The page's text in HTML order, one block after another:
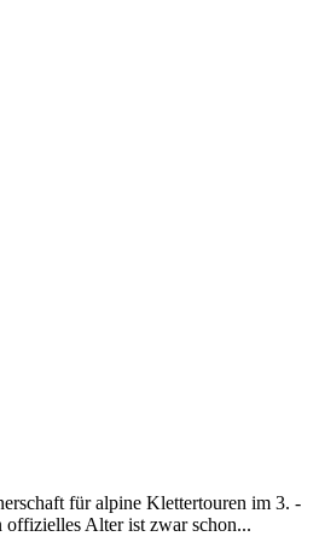
für alpine Klettertouren im 3. -
Alter ist zwar schon...